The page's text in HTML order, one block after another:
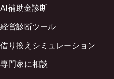
AI補助金診断
経営診断ツール
借り換えシミュレーション
専門家に相談